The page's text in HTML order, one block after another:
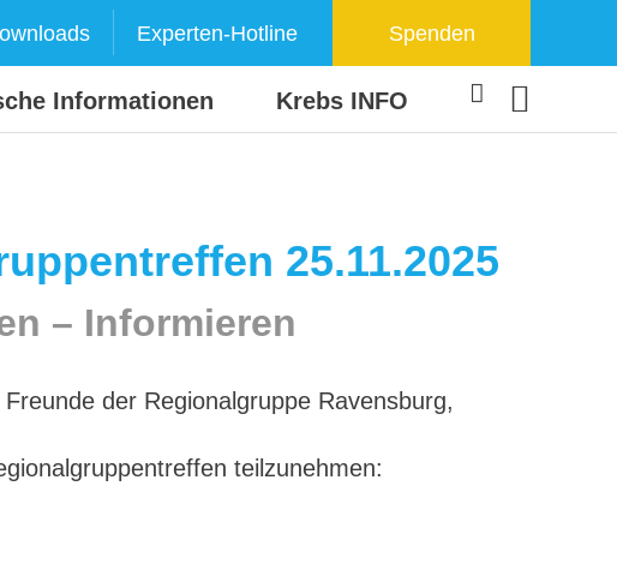
Experten-Hotline Spenden
Informationen Krebs INFO
25.11.2025
– Informieren
der Regionalgruppe Ravensburg,
teilzunehmen: